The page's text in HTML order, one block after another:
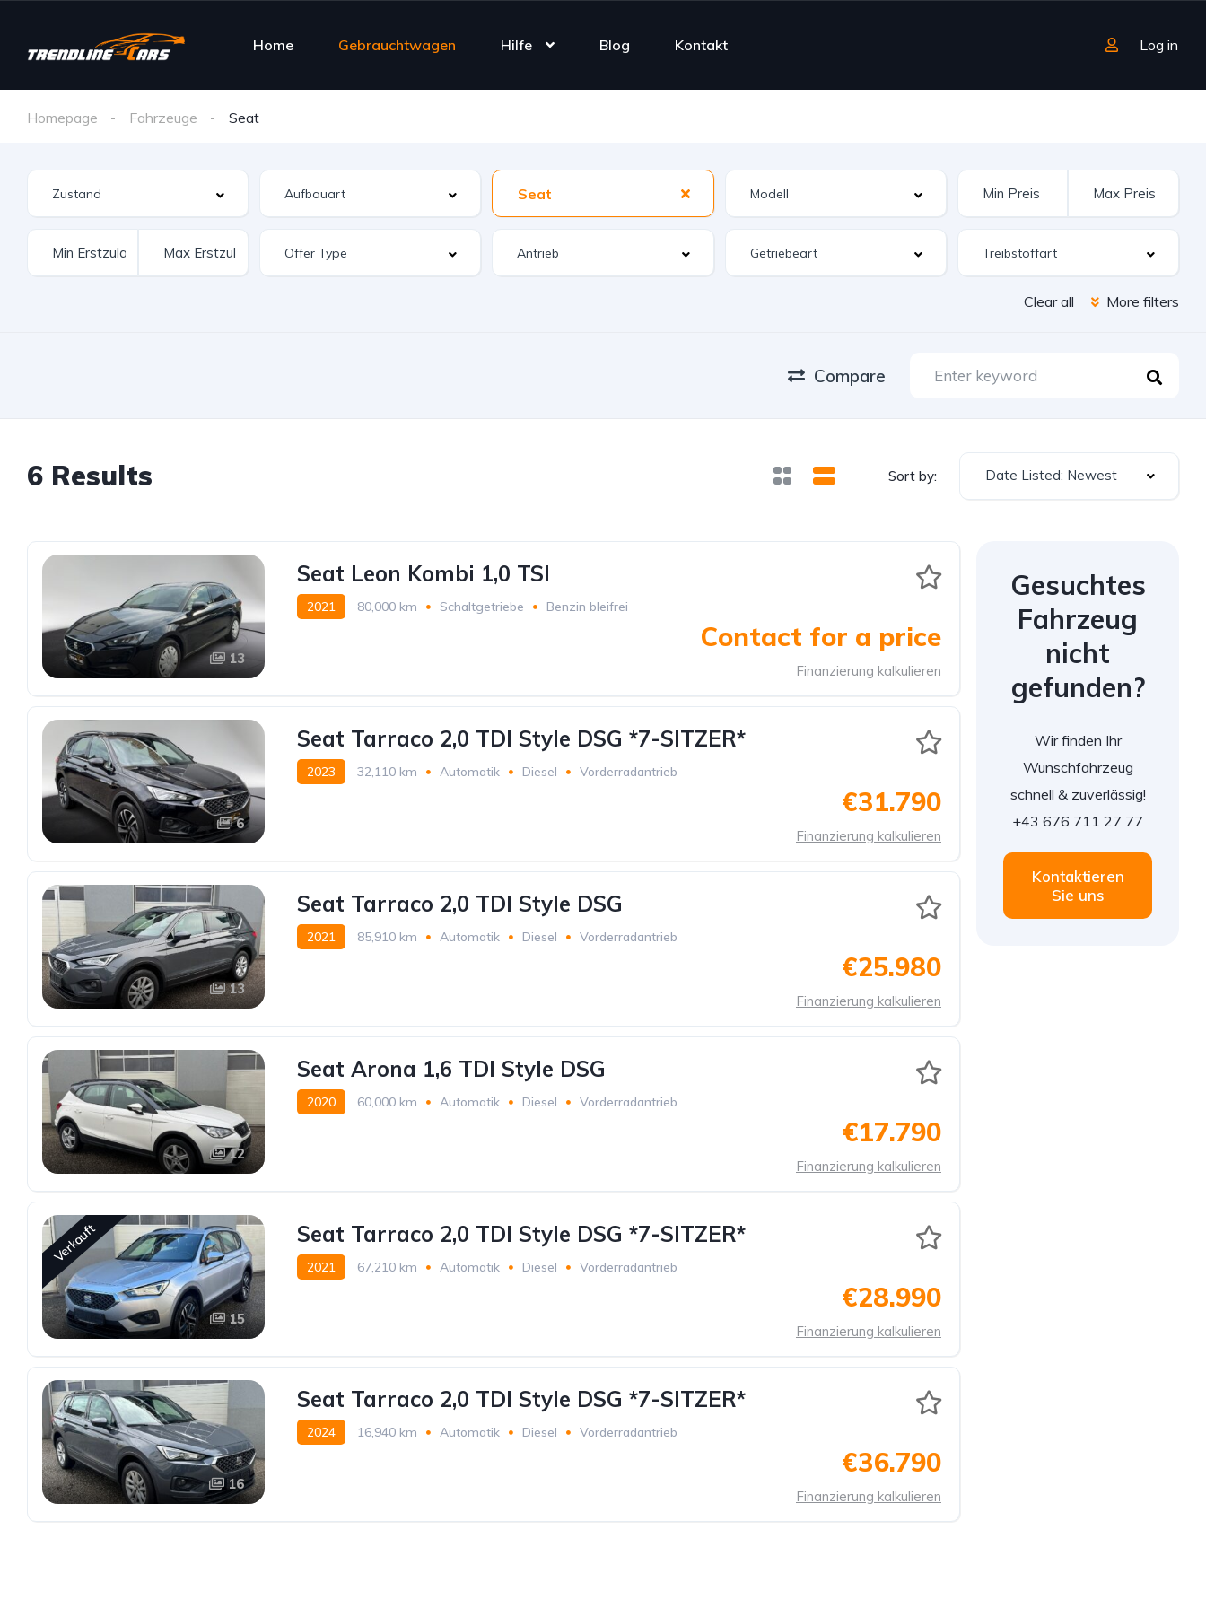
Home Gebrauchtwagen Hilfe Blog Kontakt Log in
Homepage Fahrzeuge Seat
Seat
Clear all More filters
Compare
6 Results Sort by: Date Listed: Newest
13
Seat Leon Kombi 1,0 TSI
2021 80,000 km Schaltgetriebe
Benzin bleifrei
Contact for a price
Finanzierung kalkulieren
6
Seat Tarraco 2,0 TDI Style DSG *7-SITZER*
2023 32,110 km Automatik Diesel Vorderradantrieb
€31.790
Finanzierung kalkulieren
13
Seat Tarraco 2,0 TDI Style DSG
2021 85,910 km Automatik Diesel Vorderradantrieb
€25.980
Finanzierung kalkulieren
12
Seat Arona 1,6 TDI Style DSG
2020 60,000 km Automatik Diesel Vorderradantrieb
€17.790
Finanzierung kalkulieren
Verkauft
15
Seat Tarraco 2,0 TDI Style DSG *7-SITZER*
2021 67,210 km Automatik Diesel Vorderradantrieb
€28.990
Finanzierung kalkulieren
16
Seat Tarraco 2,0 TDI Style DSG *7-SITZER*
2024 16,940 km Automatik Diesel Vorderradantrieb
€36.790
Finanzierung kalkulieren
Gesuchtes
Fahrzeug
nicht
gefunden?
Wir finden Ihr
Wunschfahrzeug
schnell & zuverlässig!
+43 676 711 27 77
Kontaktieren
Sie uns